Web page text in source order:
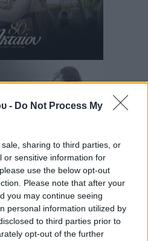
- Do Not Process My
sharing to third parties, or
or sensitive information for
use the below opt-out
Please note that after your
you may continue seeing
personal information utilized by
to third parties prior to
opt-out of the further